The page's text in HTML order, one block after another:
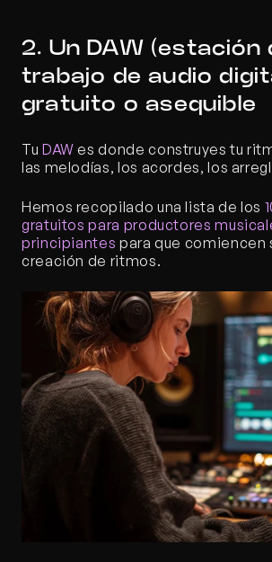
2. Un DAW (estación
trabajo de audio
gratuito o asequible
Tu DAW es donde construyes tu
las melodías, los acordes, los
Hemos recopilado una lista de los
gratuitos para productores
principiantes para que comiencen
creación de ritmos.